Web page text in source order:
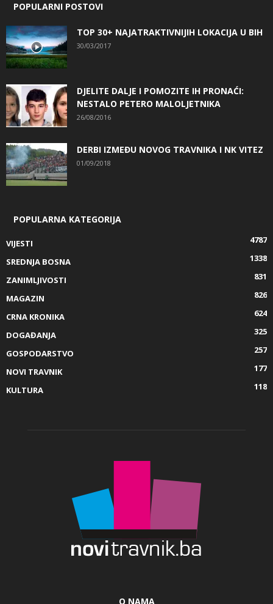
POPULARNI POSTOVI
TOP 30+ NAJATRAKTIVNIJIH LOKACIJA U BIH
30/03/2017
DJELITE DALJE I POMOZITE IH PRONAĆI:
NESTALO PETERO MALOLJETNIKA
26/08/2016
DERBI IZMEĐU NOVOG TRAVNIKA I NK VITEZ
01/09/2018
POPULARNA KATEGORIJA
VIJESTI
4787
SREDNJA BOSNA
1338
ZANIMLJIVOSTI
831
MAGAZIN
826
CRNA KRONIKA
624
DOGAĐANJA
325
GOSPODARSTVO
257
NOVI TRAVNIK
177
KULTURA
118
O NAMA